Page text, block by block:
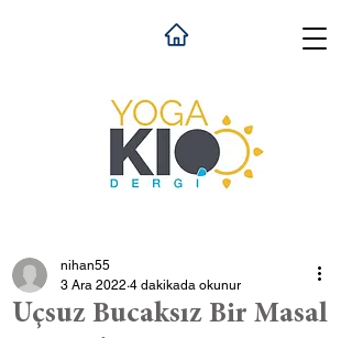
Uçsuz Bucaksız Bir Masal
nihan55
3 Ara 2022 4 dakikada okunur